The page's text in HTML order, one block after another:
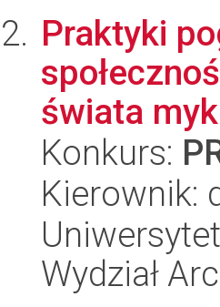
Praktyki
świata
Konkurs:
Kierownik:
Wydział